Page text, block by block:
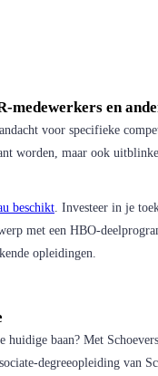
medewerkers en
voor specifieke
worden, maar ook
beschikt . Investeer in je
met een HBO-
opleidingen.
baan? Met
degreeopleiding van